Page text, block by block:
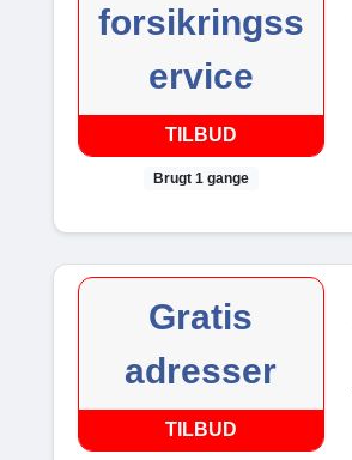
forsikringss
ervice
TILBUD
Brugt 1 gange
Gratis
adresser
TILBUD